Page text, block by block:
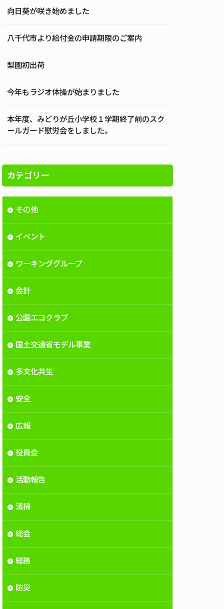
向日葵が咲き始めました
八千代市より給付金の申請期限のご案内
梨園初出荷
今年もラジオ体操が始まりました
本年度、みどりが丘小学校１学期終了前のスク
ールガード慰労会をしました。
カテゴリー
その他
イベント
ワーキンググループ
会計
公園エコクラブ
国土交通省モデル事業
多文化共生
安全
広報
役員会
活動報告
清掃
総会
総務
防災